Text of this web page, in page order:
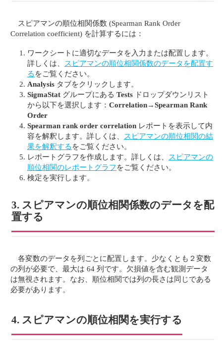
スピアマンの順位相関係数 (Spearman Rank Order
Correlation coefficient) を計算するには：
ワークシートに適切なデータを入力または配置します。
詳しくは、
スピアマンの順位相関係数のデータを配置す
る をご覧ください。
Analysis タブをクリックします。
SigmaStat グループにある Tests ドロップダウンリスト
から以下を選択します： Correlation→Spearman Rank
Order
Spearman rank order correlation レポートを表示して内
容を解釈します。詳しくは、
スピアマンの順位相関の結
果を解釈する をご覧ください。
レポートグラフを作成します。詳しくは、
スピアマンの
順位相関のレポートグラフ をご覧ください。
検定を実行します。
3. スピアマンの順位相関係数のデータを配
置する
各変数のデータを列ごとに配置します。少なくとも２変数
の列が必要で、最大は 64 列です。欠損値を含む観測データ
は無視されます。なお、順位相関では列の長さは同じである
必要があります。
4. スピアマンの順位相関を実行する